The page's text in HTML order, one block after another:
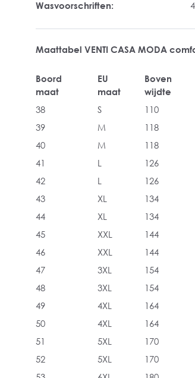
Wasvoorschriften:
Maattabel VENTI CASA MODA
Boord
maat
EU
maat
Boven
wijdte
38
S 110
39
M 118
40
M 118
41
L 126
42
L 126
43
XL 134
44
XL 134
45
XXL 144
46
XXL 144
47
3XL 154
48
3XL 154
49
4XL 164
50
4XL 164
51
5XL 170
52
5XL 170